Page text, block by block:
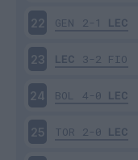
22 GEN 2-1 LEC
23 LEC 3-2 FIO
24 BOL 4-0 LEC
25 TOR 2-0 LEC